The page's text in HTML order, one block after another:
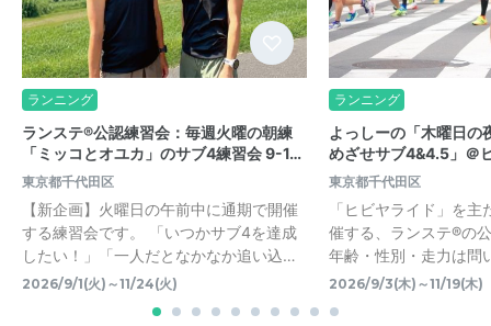
ランニング
ランステ®公認練習会：毎週火曜の朝練
「ミッコとオユカ」のサブ4練習会 9-1…
東京都千代田区
【新企画】火曜日の午前中に通期で開催
する練習会です。 「いつかサブ4を達成
したい！」「一人だとなかなか追い込…
2026/9/1(火)～11/24(火)
ランニング
よっしーの「木曜日の
めざせサブ4&4.5」＠
東京都千代田区
「ヒビヤライド」を
催する、ランステ®の
年齢・性別・走力は問
2026/9/3(木)～11/19(木)